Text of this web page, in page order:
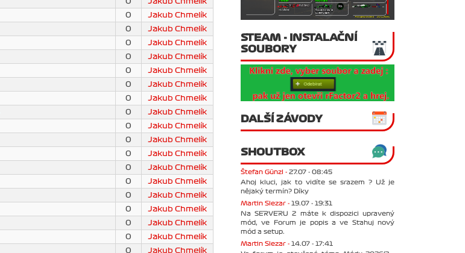
0
Jakub Chmelík
0
Jakub Chmelík
0
Jakub Chmelík
0
Jakub Chmelík
0
Jakub Chmelík
0
Jakub Chmelík
0
Jakub Chmelík
0
Jakub Chmelík
0
Jakub Chmelík
0
Jakub Chmelík
0
Jakub Chmelík
0
Jakub Chmelík
0
Jakub Chmelík
0
Jakub Chmelík
0
Jakub Chmelík
0
Jakub Chmelík
0
Jakub Chmelík
0
Jakub Chmelík
STEAM - INSTALAČNÍ
SOUBORY
DALŠÍ ZÁVODY
SHOUTBOX
Štefan Günzl - 27.07 - 08:45
Ahoj kluci, jak to vidíte se srazem ? Už je
nějaký termín? Díky
Martin Slezar - 19.07 - 19:31
Na SERVERU 2 máte k dispozici upravený
mód, ve Forum je popis a ve Stahuj nový
mód a setup.
Martin Slezar - 14.07 - 17:41